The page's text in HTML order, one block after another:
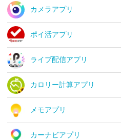
カメラアプリ
ポイ活アプリ
ライブ配信アプリ
カロリー計算アプリ
メモアプリ
カーナビアプリ